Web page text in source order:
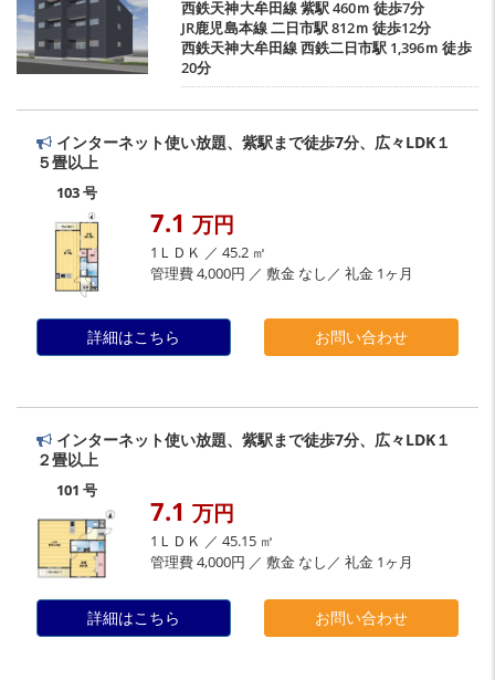
西鉄天神大牟田線紫駅460ｍ 徒歩7分
JR鹿児島本線二日市駅812ｍ 徒歩12分
西鉄天神大牟田線西鉄二日市駅 1,396ｍ 徒歩
20分
インターネット使い放題、紫駅まで徒歩7分、広々LDK１
５畳以上
103 号
7.1 万円
1ＬＤＫ ／ 45.2 ㎡
管理費 4,000円 ／ 敷金 なし／ 礼金 1ヶ月
詳細はこちら お問い合わせ
インターネット使い放題、紫駅まで徒歩7分、広々LDK１
２畳以上
101 号
7.1 万円
1ＬＤＫ ／ 45.15 ㎡
管理費 4,000円 ／ 敷金 なし／ 礼金 1ヶ月
詳細はこちら お問い合わせ